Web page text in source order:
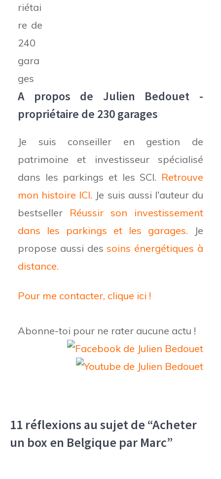
A propos de Julien Bedouet -
propriétaire de 230 garages
Je suis conseiller en gestion de
patrimoine et investisseur spécialisé
dans les parkings et les SCI. Retrouve
mon histoire ICI. Je suis aussi l'auteur du
bestseller Réussir son investissement
dans les parkings et les garages. Je
propose aussi dessoins énergétiques à
distance.
Pour me contacter, clique ici !
Abonne-toi pour ne rater aucune actu !
11 réflexions au sujet de “Acheter
un box en Belgique par Marc”